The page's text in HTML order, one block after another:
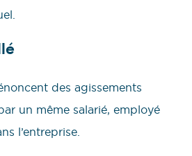
des agissements
un même salarié, employé
l’entreprise.